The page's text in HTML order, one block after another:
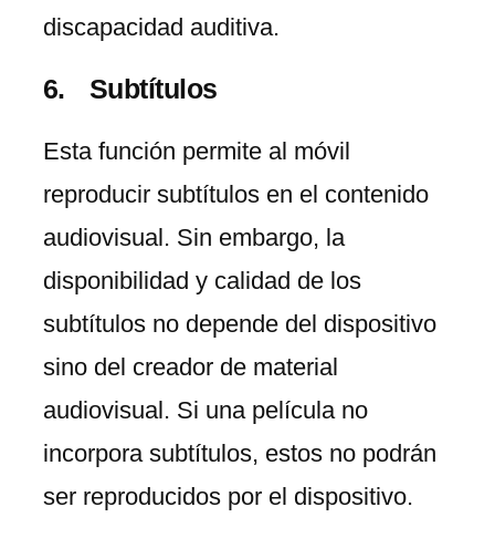
discapacidad auditiva.
Subtítulos
Esta función permite al móvil
reproducir subtítulos en el contenido
audiovisual. Sin embargo, la
disponibilidad y calidad de los
subtítulos no depende del dispositivo
sino del creador de material
audiovisual. Si una película no
incorpora subtítulos, estos no podrán
ser reproducidos por el dispositivo.